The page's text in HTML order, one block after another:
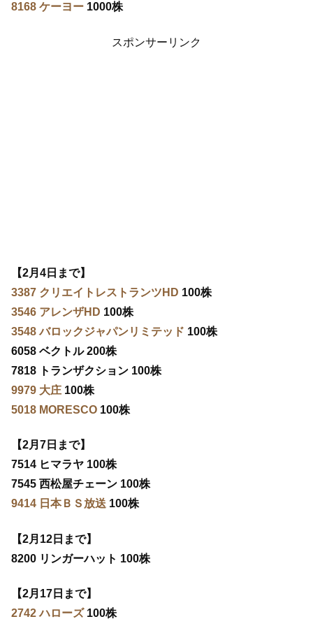
8168 ケーヨー 1000株
スポンサーリンク
【2月4日まで】
3387 クリエイトレストランツHD 100株
3546 アレンザHD 100株
3548 バロックジャパンリミテッド 100株
6058 ベクトル 200株
7818 トランザクション 100株
9979 大庄 100株
5018 MORESCO 100株
【2月7日まで】
7514 ヒマラヤ 100株
7545 西松屋チェーン 100株
9414 日本ＢＳ放送 100株
【2月12日まで】
8200 リンガーハット 100株
【2月17日まで】
2742 ハローズ 100株